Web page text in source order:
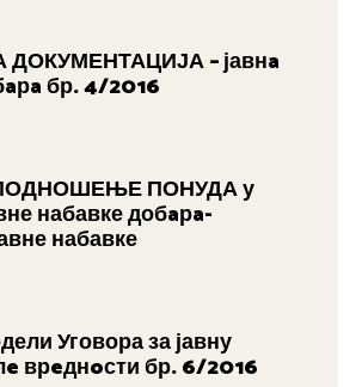
– јавнa
бр. 4/2016
ПОНУДА у
набавке добaрa-
набавке
Уговора за јавну
врeднoсти бр. 6/2016